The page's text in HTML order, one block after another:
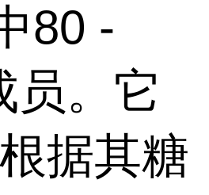
80 -
员。它
据其糖